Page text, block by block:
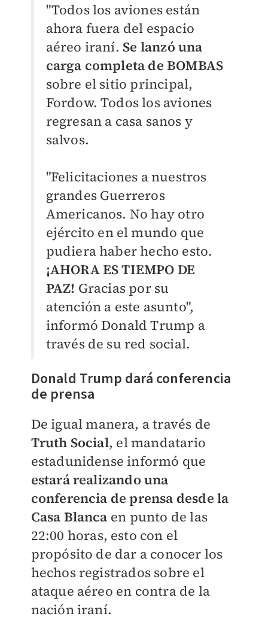
"Todos los aviones están
ahora fuera del espacio
aéreo iraní. Se lanzó una
carga completa de BOMBAS
sobre el sitio principal,
Fordow. Todos los aviones
regresan a casa sanos y
salvos.
"Felicitaciones a nuestros
grandes Guerreros
Americanos. No hay otro
ejército en el mundo que
pudiera haber hecho esto.
¡AHORA ES TIEMPO DE
PAZ! Gracias por su
atención a este asunto",
informó Donald Trump a
través de su red social.
Donald Trump dará conferencia
de prensa
De igual manera, a través de
Truth Social, el mandatario
estadunidense informó que
estará realizando una
conferencia de prensa desde la
Casa Blanca en punto de las
22:00 horas, esto con el
propósito de dar a conocer los
hechos registrados sobre el
ataque aéreo en contra de la
nación iraní.